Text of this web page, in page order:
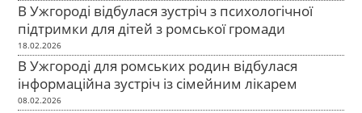
В Ужгороді відбулася зустріч з психологічної
підтримки для дітей з ромської громади
18.02.2026
В Ужгороді для ромських родин відбулася
інформаційна зустріч із сімейним лікарем
08.02.2026